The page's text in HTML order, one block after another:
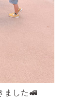
ました🚅